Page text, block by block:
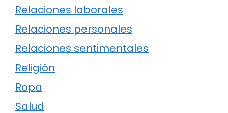
Relaciones laborales
Relaciones personales
Relaciones sentimentales
Religión
Ropa
Salud